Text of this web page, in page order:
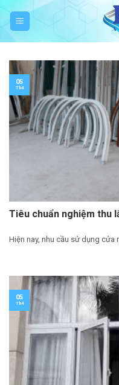
Skip
to
Tiêu chuẩn nghiệm thu
Hiện nay, nhu cầu sử dụng
05
Th4
05
Th4